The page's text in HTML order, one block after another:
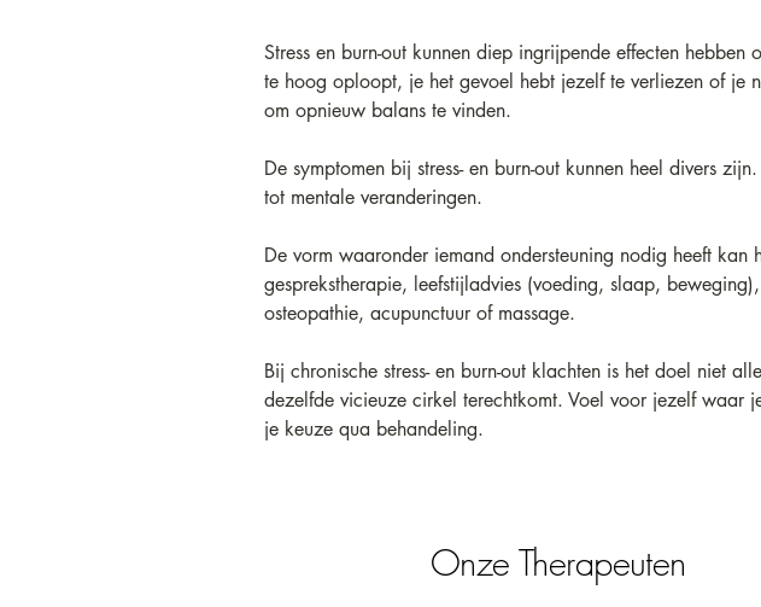
Stress en burn-out kunnen diep ingrijpende effecten
te hoog oploopt, je het gevoel hebt jezelf te verliezen of je
om opnieuw balans te vinden.
De symptomen bij stress- en burn-out kunnen heel divers
tot mentale veranderingen.
De vorm waaronder iemand ondersteuning nodig heeft
gesprekstherapie, leefstijladvies (voeding, slaap,
osteopathie, acupunctuur of massage.
Bij chronische stress- en burn-out klachten is het doel niet
dezelfde vicieuze cirkel terechtkomt. Voel voor jezelf waar
je keuze qua behandeling.
Onze Therapeuten